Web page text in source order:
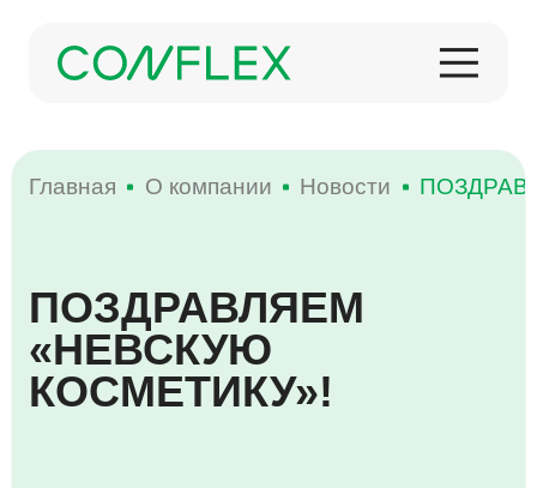
ИСТОРИЯ
ПРОДУКЦИЯ
КОНДИТЕРСКИЕ ИЗДЕЛИЯ
МЕРОПРИЯТИЯ
Главная О компании Новости
ПОЗДРАВЛЯЕМ
«НЕВСКУЮ
КОСМЕТИКУ»!